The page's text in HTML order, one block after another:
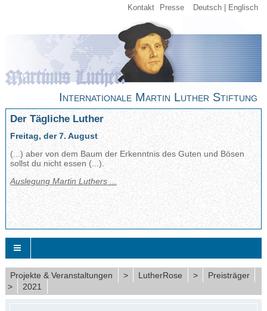
Kontakt Presse Deutsch Englisch
Internationale Martin Luther Stiftung
Der Tägliche Luther
Freitag, der 7. August
(...) aber von dem Baum der Erkenntnis des Guten und Bösen
sollst du nicht essen (...).
Auslegung Martin Luthers ...
Projekte & Veranstaltungen > LutherRose >
Preisträger
>
2021